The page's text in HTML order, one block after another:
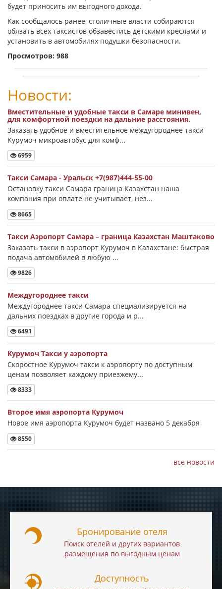
будет приносить им выгодного дохода.
Как сообщалось ранее, столичные власти собираются
обязать всех таксистов обзавестись детскими креслами и
установить в автомобилях подушки безопасности.
Просмотров: 988
Новости:
Вместительные и удобные такси в Самаре минивен,
для комфортной поездки на дальние расстояния.
Заказать удобное и вместительное междугороднее такси
Курумоч микроавтобус для комф...
6959
Такси Самара - Уральск +7(987)444-55-00
Остановку такси Самара граница Казахстан наша
компания при оплате не учитывает, нез...
8665
Такси Аэропорт Самара – граница Казахстан Маштаково
Заказать такси в аэропорт Курумоч в Казахстане: быстрая
подача автомобилей в любую ...
9826
Междугороднее такси
Междугороднее такси Самара специализируется на
дальних поездках в другие города и р...
6491
Курумоч Такси у аэропорта
Скоростное Курумоч такси к аэропорту по доступным
ценам позволяет каждому приезжему...
8333
Второе имя аэропорта Курумоч
Новое имя аэропорта Курумоч будет названо 5 декабря
8550
все новости
Бронирование отеля
Поиск отелей и других вариантов
размещения по выгодным ценам
Доступность